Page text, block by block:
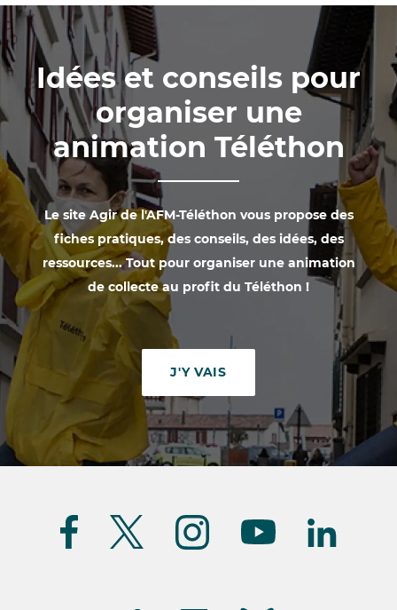
Idées et conseils pour
organiser une
animation Téléthon
Le site Agir de l'AFM-Téléthon vous propose des
fiches pratiques, des conseils, des idées, des
ressources... Tout pour organiser une animation
de collecte au profit du Téléthon !
J'Y VAIS